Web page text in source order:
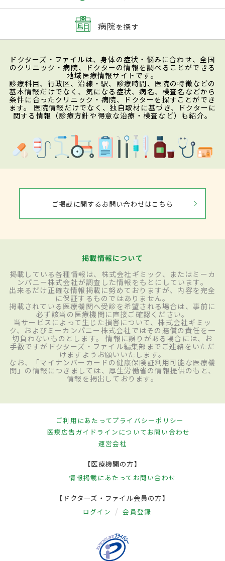
病院を探す
ドクターズ・ファイルは、身体の症状・悩みに合わせ、全国
のクリニック・病院、ドクターの情報を調べることができる
地域医療情報サイトです。
診療科目、行政区、沿線・駅、診療時間、医院の特徴などの
基本情報だけでなく、気になる症状、病名、検査名などから
条件に合ったクリニック・病院、ドクターを探すことができ
ます。 医院情報だけでなく、独自取材に基づき、ドクターに
関する情報（診療方針や得意な治療・検査など）も紹介。
ご掲載に関するお問い合わせはこちら
掲載情報について
掲載している各種情報は、株式会社ギミック、またはミーカ
ンパニー株式会社が調査した情報をもとにしています。
出来るだけ正確な情報掲載に努めておりますが、内容を完全
に保証するものではありません。
掲載されている医療機関へ受診を希望される場合は、事前に
必ず該当の医療機関に直接ご確認ください。
当サービスによって生じた損害について、株式会社ギミッ
ク、およびミーカンパニー株式会社ではその賠償の責任を一
切負わないものとします。 情報に誤りがある場合には、お
手数ですがドクターズ・ファイル編集部までご連絡をいただ
けますようお願いいたします。
なお、「マイナンバーカードの健康保険証利用可能な医療機
関」の情報につきましては、厚生労働省の情報提供のもと、
情報を掲出しております。
ご利用にあたってプライバシーポリシー
医療広告ガイドラインについてお問い合わせ
運営会社
【医療機関の方】
情報掲載にあたって お問い合わせ
【ドクターズ・ファイル会員の方】
ログイン 会員登録